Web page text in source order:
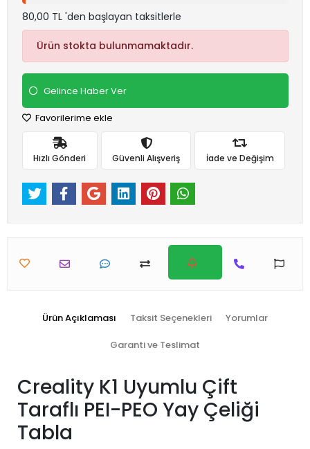
80,00 TL 'den başlayan taksitlerle
Ürün stokta bulunmamaktadır.
Gelince Haber Ver
Favorilerime ekle
Hızlı Gönderi Güvenli Alışveriş İade ve Değişim
Ürün Açıklaması Taksit Seçenekleri Yorumlar
Garanti ve Teslimat
Creality K1 Uyumlu Çift
Taraflı PEI-PEO Yay Çeliği
Tabla